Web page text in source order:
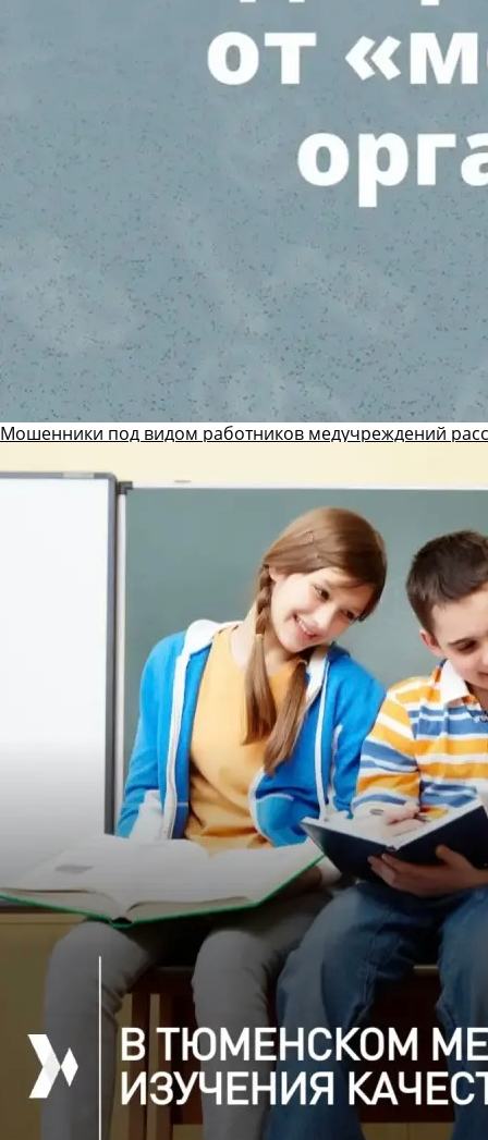
Мошенники под видом работников медучреждений